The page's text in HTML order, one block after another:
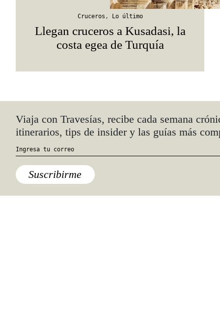
Cruceros , Lo último
Llegan cruceros a Kusadasi, la
costa egea de Turquía
Anúnciate con nosotros
hola@travesiasmedia.com